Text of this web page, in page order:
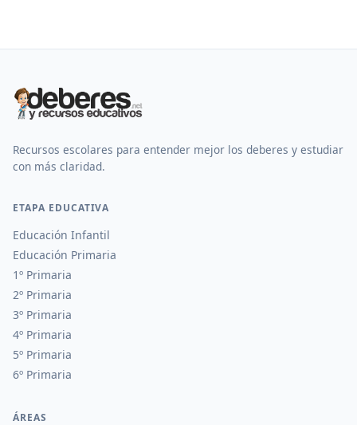
Recursos escolares para entender mejor los deberes y estudiar
con más claridad.
ETAPA EDUCATIVA
Educación Infantil
Educación Primaria
1º Primaria
2º Primaria
3º Primaria
4º Primaria
5º Primaria
6º Primaria
ÁREAS